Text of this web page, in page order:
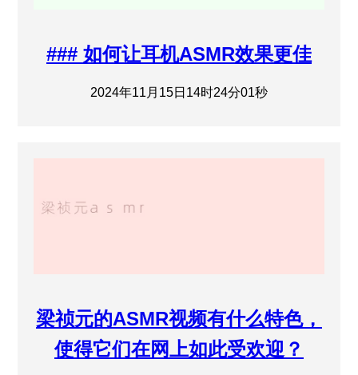
### 如何让耳机ASMR效果更佳
2024年11月15日14时24分01秒
梁祯元的ASMR视频有什么特色，
使得它们在网上如此受欢迎？